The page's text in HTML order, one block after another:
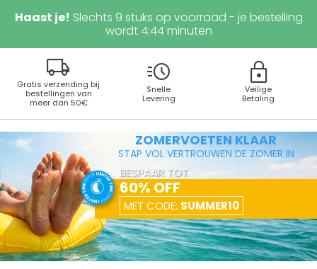
Haast je! Slechts 9 stuks op voorraad - je bestelling
wordt 4:43minuten
Gratis verzending bij
bestellingen van
meer dan 50€
local_shipping
Snelle
Levering
acute
Veilige
Betaling
lock
ZOMERVOETEN KLAAR
STAP VOL VERTROUWEN DE ZOMER IN
BESPAAR TOT
60% OFF
MET CODE: SUMMER10